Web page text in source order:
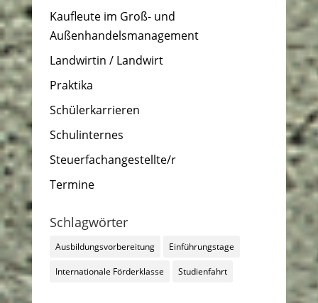
Kaufleute im Groß- und
Außenhandelsmanagement
Landwirtin / Landwirt
Praktika
Schülerkarrieren
Schulinternes
Steuerfachangestellte/r
Termine
Schlagwörter
Ausbildungsvorbereitung Einführungstage
Internationale Förderklasse Studienfahrt